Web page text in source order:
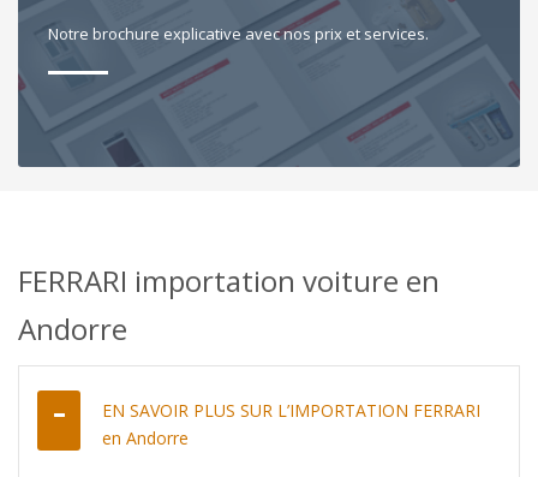
Notre brochure explicative avec nos prix et services.
FERRARI importation voiture en
Andorre
EN SAVOIR PLUS SUR L’IMPORTATION FERRARI
en Andorre